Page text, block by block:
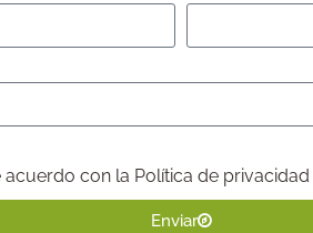
acuerdo con la Política de privacidad
Enviar